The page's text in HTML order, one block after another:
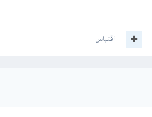
اقتباس